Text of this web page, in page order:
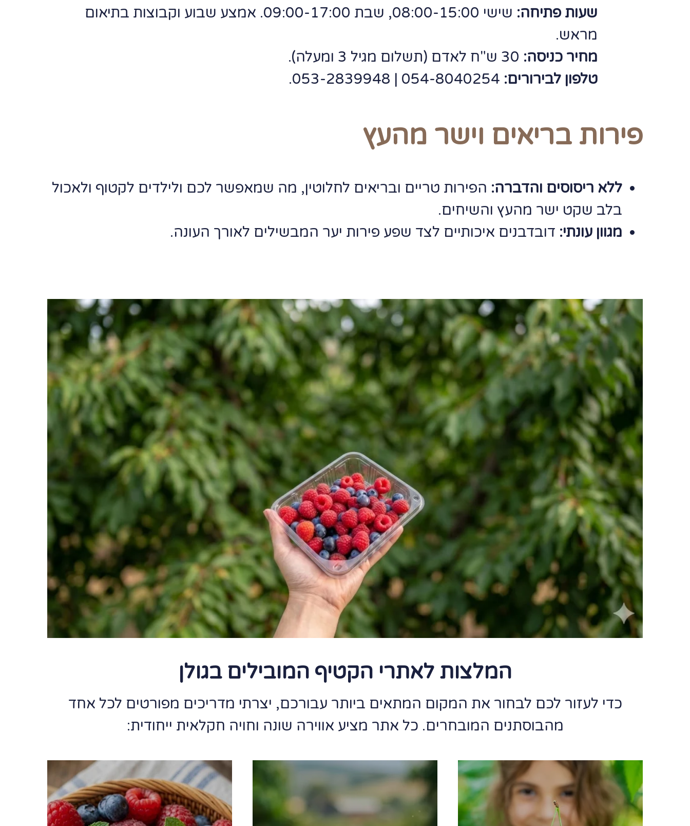
שעות פתיחה:
שישי 08:00-15:00, שבת 09:00-17:00. אמצע שבוע וקבוצות בתיאום
מראש.
מחיר כניסה:
טלפון לבירורים:
פירות בריאים וישר מהעץ
ללא ריסוסים והדברה: הפירות טריים ובריאים לחלוטין, מה שמאפשר לכם ולילדים לקטוף ולאכול
בלב שקט ישר מהעץ והשיחים.
מגוון עונתי: דובדבנים איכותיים לצד שפע פירות יער המבשילים לאורך העונה.
המלצות לאתרי הקטיף המובילים בגולן
כדי לעזור לכם לבחור את המקום המתאים ביותר עבורכם, יצרתי מדריכים מפורטים לכל אחד
מהבוסתנים המובחרים. כל אתר מציע אווירה שונה וחויה חקלאית ייחודית: